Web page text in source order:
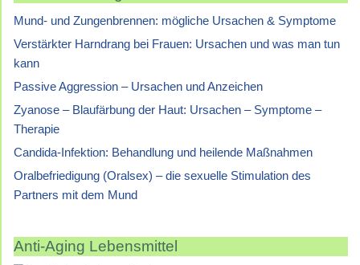
Mund- und Zungenbrennen: mögliche Ursachen & Symptome
Verstärkter Harndrang bei Frauen: Ursachen und was man tun
kann
Passive Aggression – Ursachen und Anzeichen
Zyanose – Blaufärbung der Haut: Ursachen – Symptome –
Therapie
Candida-Infektion: Behandlung und heilende Maßnahmen
Oralbefriedigung (Oralsex) – die sexuelle Stimulation des
Partners mit dem Mund
Anti-Aging Lebensmittel